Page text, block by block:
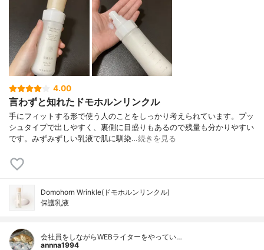
4.00
言わずと知れたドモホルンリンクル
手にフィットする形で使う人のことをしっかり考えられています。プッ
シュタイプで出しやすく、裏側に目盛りもあるので残量も分かりやすい
です。みずみずしい乳液で肌に馴染…続きを見る
Domohorn Wrinkle(ドモホルンリンクル)
保護乳液
会社員をしながらWEBライターをやってい…
annna1994